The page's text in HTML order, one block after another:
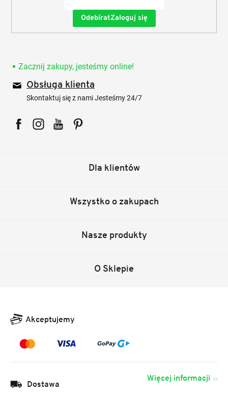
Zaloguj się
Zacznij zakupy, jesteśmy online!
Obsługa klienta
Skontaktuj się z nami Jesteśmy 24/7
Dla klientów
Wszystko o zakupach
Nasze produkty
O Sklepie
Akceptujemy
Dostawa
Więcej informacji